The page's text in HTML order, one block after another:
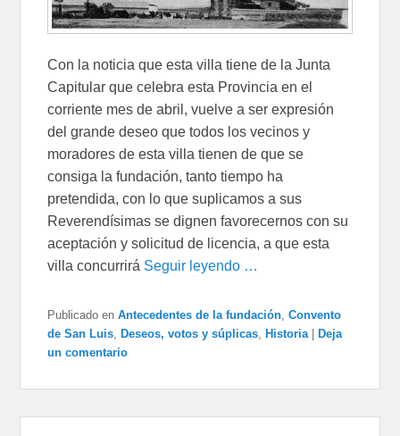
Con la noticia que esta villa tiene de la Junta
Capitular que celebra esta Provincia en el
corriente mes de abril, vuelve a ser expresión
del grande deseo que todos los vecinos y
moradores de esta villa tienen de que se
consiga la fundación, tanto tiempo ha
pretendida, con lo que suplicamos a sus
Reverendísimas se dignen favorecernos con su
aceptación y solicitud de licencia, a que esta
villa concurrirá Seguir leyendo …
Publicado en Antecedentes de la fundación ,Convento
de San Luis ,Deseos, votos y súplicas ,Historia |Deja
un comentario